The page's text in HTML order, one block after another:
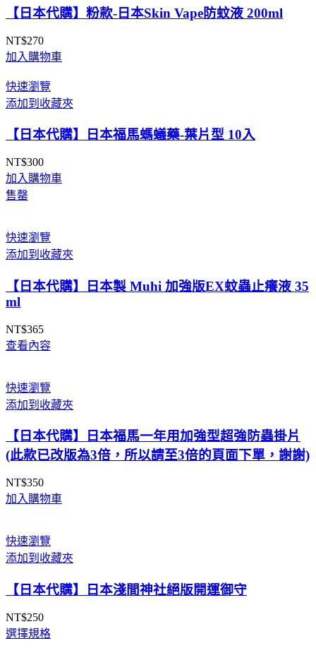
【日本代購】粉款-日本Skin Vape防蚊液 200ml
NT$270
加入購物車
快速瀏覽
添加到收藏夾
【日本代購】日本福馬螞蟻藥-葉片型 10入
NT$300
加入購物車
售罄
快速瀏覽
添加到收藏夾
【日本代購】日本製 Muhi 加強版EX蚊蟲止癢液 35
ml
NT$365
查看內容
快速瀏覽
添加到收藏夾
【日本代購】日本福馬一年用加強型超強防蟲掛片
(此款已改版為3倍，所以請至3倍的頁面下單，謝謝)
NT$350
加入購物車
快速瀏覽
添加到收藏夾
【日本代購】日本淺間神社絕版開運御守
NT$250
選擇規格